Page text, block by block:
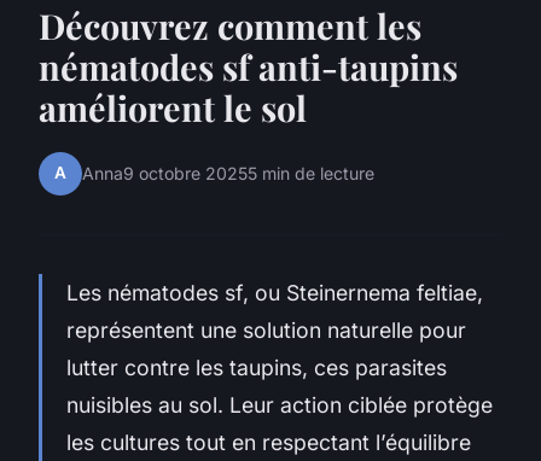
Découvrez comment les
nématodes sf anti-taupins
améliorent le sol
A Anna9 octobre 20255 min de lecture
Les nématodes sf, ou Steinernema feltiae,
représentent une solution naturelle pour
lutter contre les taupins, ces parasites
nuisibles au sol. Leur action ciblée protège
les cultures tout en respectant l’équilibre